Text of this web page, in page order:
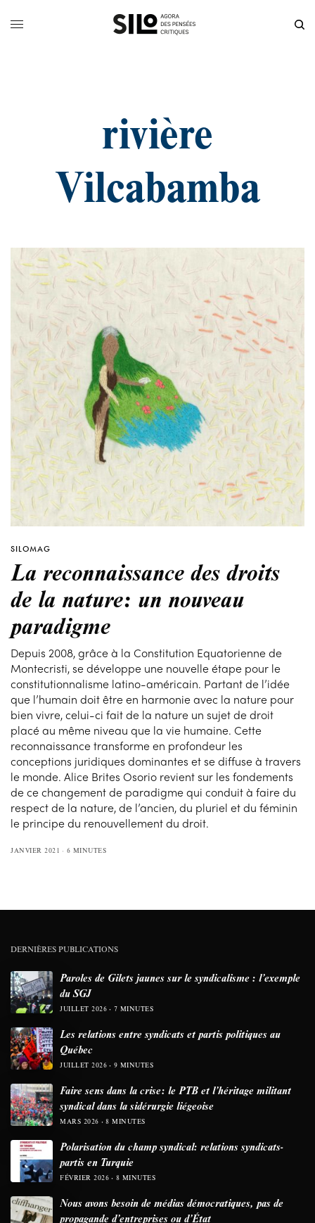
rivière
Vilcabamba
SILOMAG
La reconnaissance des droits
de la nature: un nouveau
paradigme
Depuis 2008, grâce à la Constitution Equatorienne de
Montecristi, se développe une nouvelle étape pour le
constitutionnalisme latino-américain. Partant de l’idée
que l’humain doit être en harmonie avec la nature pour
bien vivre, celui-ci fait de la nature un sujet de droit
placé au même niveau que la vie humaine. Cette
reconnaissance transforme en profondeur les
conceptions juridiques dominantes et se diffuse à travers
le monde. Alice Brites Osorio revient sur les fondements
de ce changement de paradigme qui conduit à faire du
respect de la nature, de l’ancien, du pluriel et du féminin
le principe du renouvellement du droit.
JANVIER 2021 6 MINUTES
DERNIÈRES PUBLICATIONS
Paroles de Gilets jaunes sur le syndicalisme : l’exemple
du SGJ
JUILLET 2026 7 MINUTES
Les relations entre syndicats et partis politiques au
Québec
JUILLET 2026 9 MINUTES
Faire sens dans la crise: le PTB et l’héritage militant
syndical dans la sidérurgie liégeoise
MARS 2026 8 MINUTES
Polarisation du champ syndical: relations syndicats-
partis en Turquie
FÉVRIER 2026 8 MINUTES
Nous avons besoin de médias démocratiques, pas de
propagande d’entreprises ou d’État